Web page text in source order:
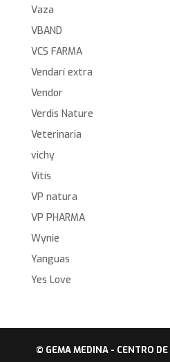
Vaza
VBAND
VCS FARMA
Vendarí extra
Vendor
Verdis Nature
Veterinaria
vichy
Vitis
VP natura
VP PHARMA
Wynie
Yanguas
Yes Love
© GEMA MEDINA - CENTRO